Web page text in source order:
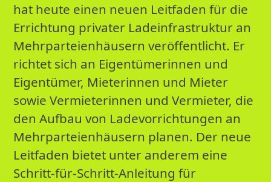
hat heute einen neuen Leitfaden für die
Errichtung privater Ladeinfrastruktur an
Mehrparteienhäusern veröffentlicht. Er
richtet sich an Eigentümerinnen und
Eigentümer, Mieterinnen und Mieter
sowie Vermieterinnen und Vermieter, die
den Aufbau von Ladevorrichtungen an
Mehrparteienhäusern planen. Der neue
Leitfaden bietet unter anderem eine
Schritt-für-Schritt-Anleitung für